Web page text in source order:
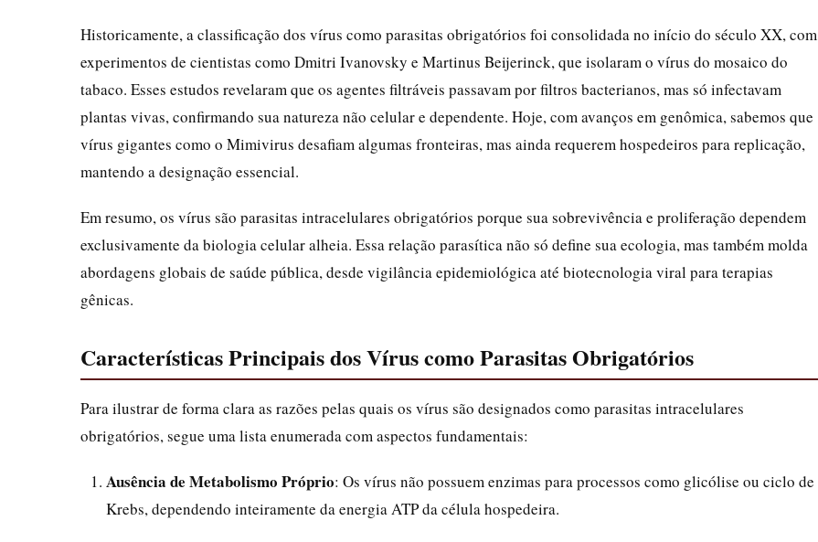
Historicamente, a classificação dos vírus como parasitas obrigatórios foi consolidada no início do século XX, com
experimentos de cientistas como Dmitri Ivanovsky e Martinus Beijerinck, que isolaram o vírus do mosaico do
tabaco. Esses estudos revelaram que os agentes filtráveis passavam por filtros bacterianos, mas só infectavam
plantas vivas, confirmando sua natureza não celular e dependente. Hoje, com avanços em genômica, sabemos que
vírus gigantes como o Mimivirus desafiam algumas fronteiras, mas ainda requerem hospedeiros para replicação,
mantendo a designação essencial.
Em resumo, os vírus são parasitas intracelulares obrigatórios porque sua sobrevivência e proliferação dependem
exclusivamente da biologia celular alheia. Essa relação parasítica não só define sua ecologia, mas também molda
abordagens globais de saúde pública, desde vigilância epidemiológica até biotecnologia viral para terapias
gênicas.
Características Principais dos Vírus como Parasitas Obrigatórios
Para ilustrar de forma clara as razões pelas quais os vírus são designados como parasitas intracelulares
obrigatórios, segue uma lista enumerada com aspectos fundamentais:
Ausência de Metabolismo Próprio: Os vírus não possuem enzimas para processos como glicólise ou ciclo de
Krebs, dependendo inteiramente da energia ATP da célula hospedeira.